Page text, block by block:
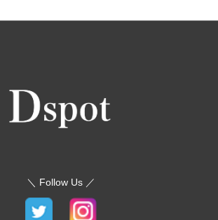
＼ Follow Us ／